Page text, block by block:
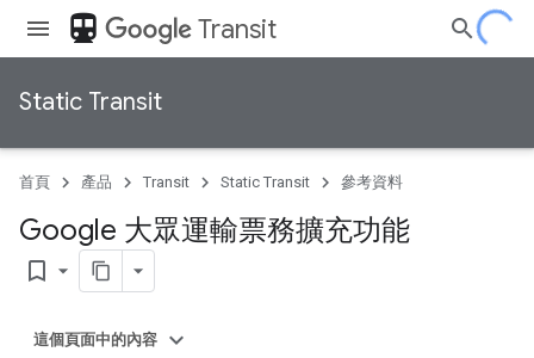
directions_transit Transit
Static Transit
首頁 產品 Transit Static Transit 參考資料
Google 大眾運輸票務擴充功能
bookmark_border
這個頁面中的內容